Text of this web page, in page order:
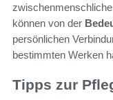
können von der
persönlichen
bestimmten Werken
Tipps zur